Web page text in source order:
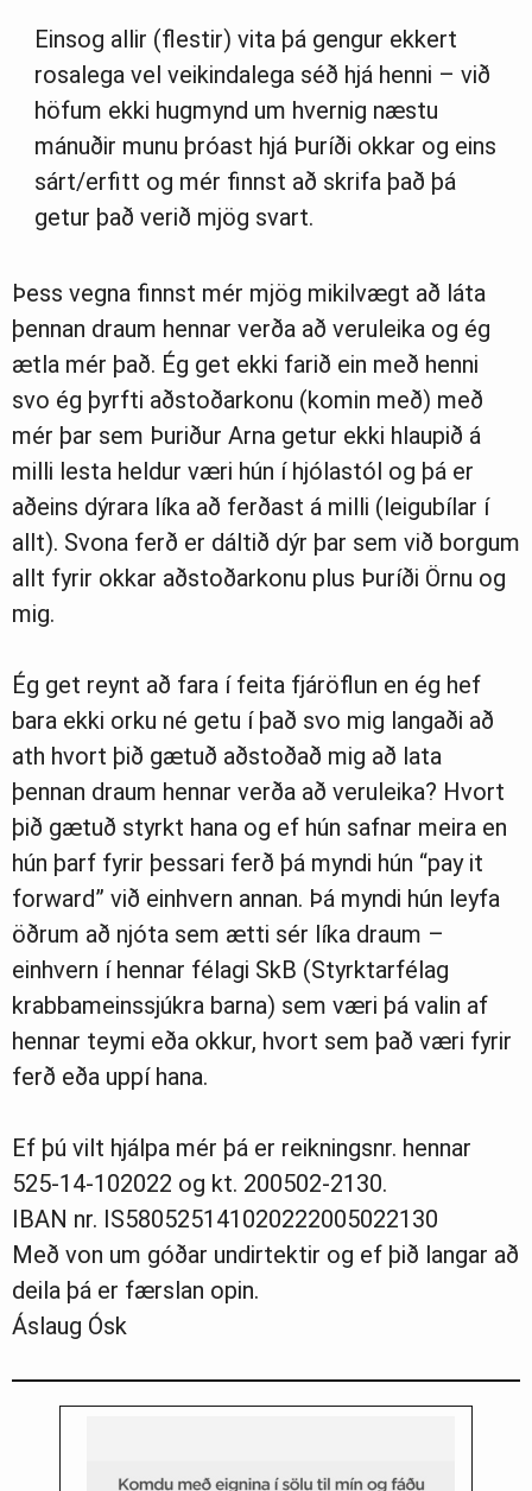
Einsog allir (flestir) vita þá gengur ekkert
rosalega vel veikindalega séð hjá henni – við
höfum ekki hugmynd um hvernig næstu
mánuðir munu þróast hjá Þuríði okkar og eins
sárt/erfitt og mér finnst að skrifa það þá
getur það verið mjög svart.
Þess vegna finnst mér mjög mikilvægt að láta
þennan draum hennar verða að veruleika og ég
ætla mér það. Ég get ekki farið ein með henni
svo ég þyrfti aðstoðarkonu (komin með) með
mér þar sem Þuriður Arna getur ekki hlaupið á
milli lesta heldur væri hún í hjólastól og þá er
aðeins dýrara líka að ferðast á milli (leigubílar í
allt). Svona ferð er dáltið dýr þar sem við borgum
allt fyrir okkar aðstoðarkonu plus Þuríði Örnu og
mig.
Ég get reynt að fara í feita fjáröflun en ég hef
bara ekki orku né getu í það svo mig langaði að
ath hvort þið gætuð aðstoðað mig að lata
þennan draum hennar verða að veruleika? Hvort
þið gætuð styrkt hana og ef hún safnar meira en
hún þarf fyrir þessari ferð þá myndi hún “pay it
forward” við einhvern annan. Þá myndi hún leyfa
öðrum að njóta sem ætti sér líka draum –
einhvern í hennar félagi SkB (Styrktarfélag
krabbameinssjúkra barna) sem væri þá valin af
hennar teymi eða okkur, hvort sem það væri fyrir
ferð eða uppí hana.
Ef þú vilt hjálpa mér þá er reikningsnr. hennar
525-14-102022 og kt. 200502-2130.
IBAN nr. IS580525141020222005022130
Með von um góðar undirtektir og ef þið langar að
deila þá er færslan opin.
Áslaug Ósk